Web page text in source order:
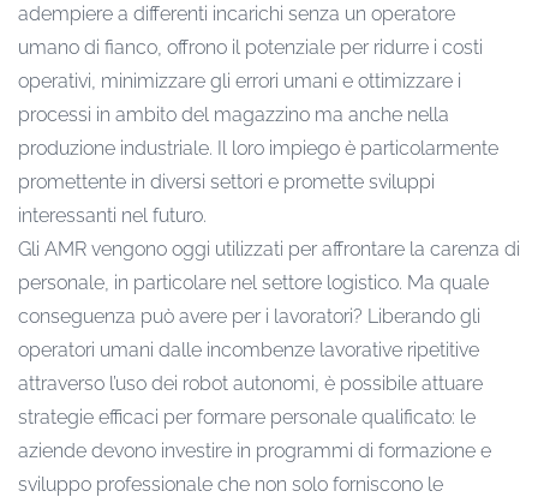
adempiere a differenti incarichi senza un operatore
umano di fianco, offrono il potenziale per ridurre i costi
operativi, minimizzare gli errori umani e ottimizzare i
processi in ambito del magazzino ma anche nella
produzione industriale. Il loro impiego è particolarmente
promettente in diversi settori e promette sviluppi
interessanti nel futuro.
Gli AMR vengono oggi utilizzati per affrontare la carenza di
personale, in particolare nel settore logistico. Ma quale
conseguenza può avere per i lavoratori? Liberando gli
operatori umani dalle incombenze lavorative ripetitive
attraverso l’uso dei robot autonomi, è possibile attuare
strategie efficaci per formare personale qualificato: le
aziende devono investire in programmi di formazione e
sviluppo professionale che non solo forniscono le